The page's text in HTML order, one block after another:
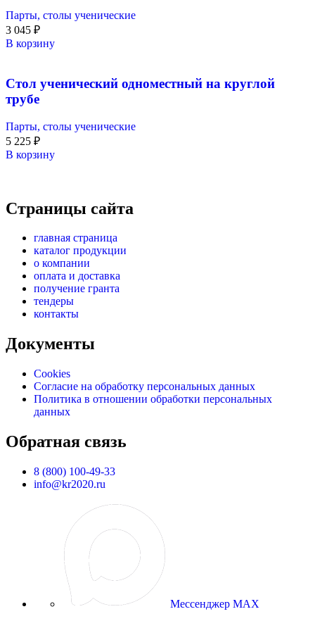
Парты, столы ученические
3 045 ₽
В корзину
Стол ученический одноместный на круглой
трубе
Парты, столы ученические
5 225 ₽
В корзину
Страницы сайта
главная страница
каталог продукции
о компании
оплата и доставка
получение гранта
тендеры
контакты
Документы
Cookies
Согласие на обработку персональных данных
Политика в отношении обработки персональных
данных
Обратная связь
8 (800) 100-49-33
info@kr2020.ru
Мессенджер MAX